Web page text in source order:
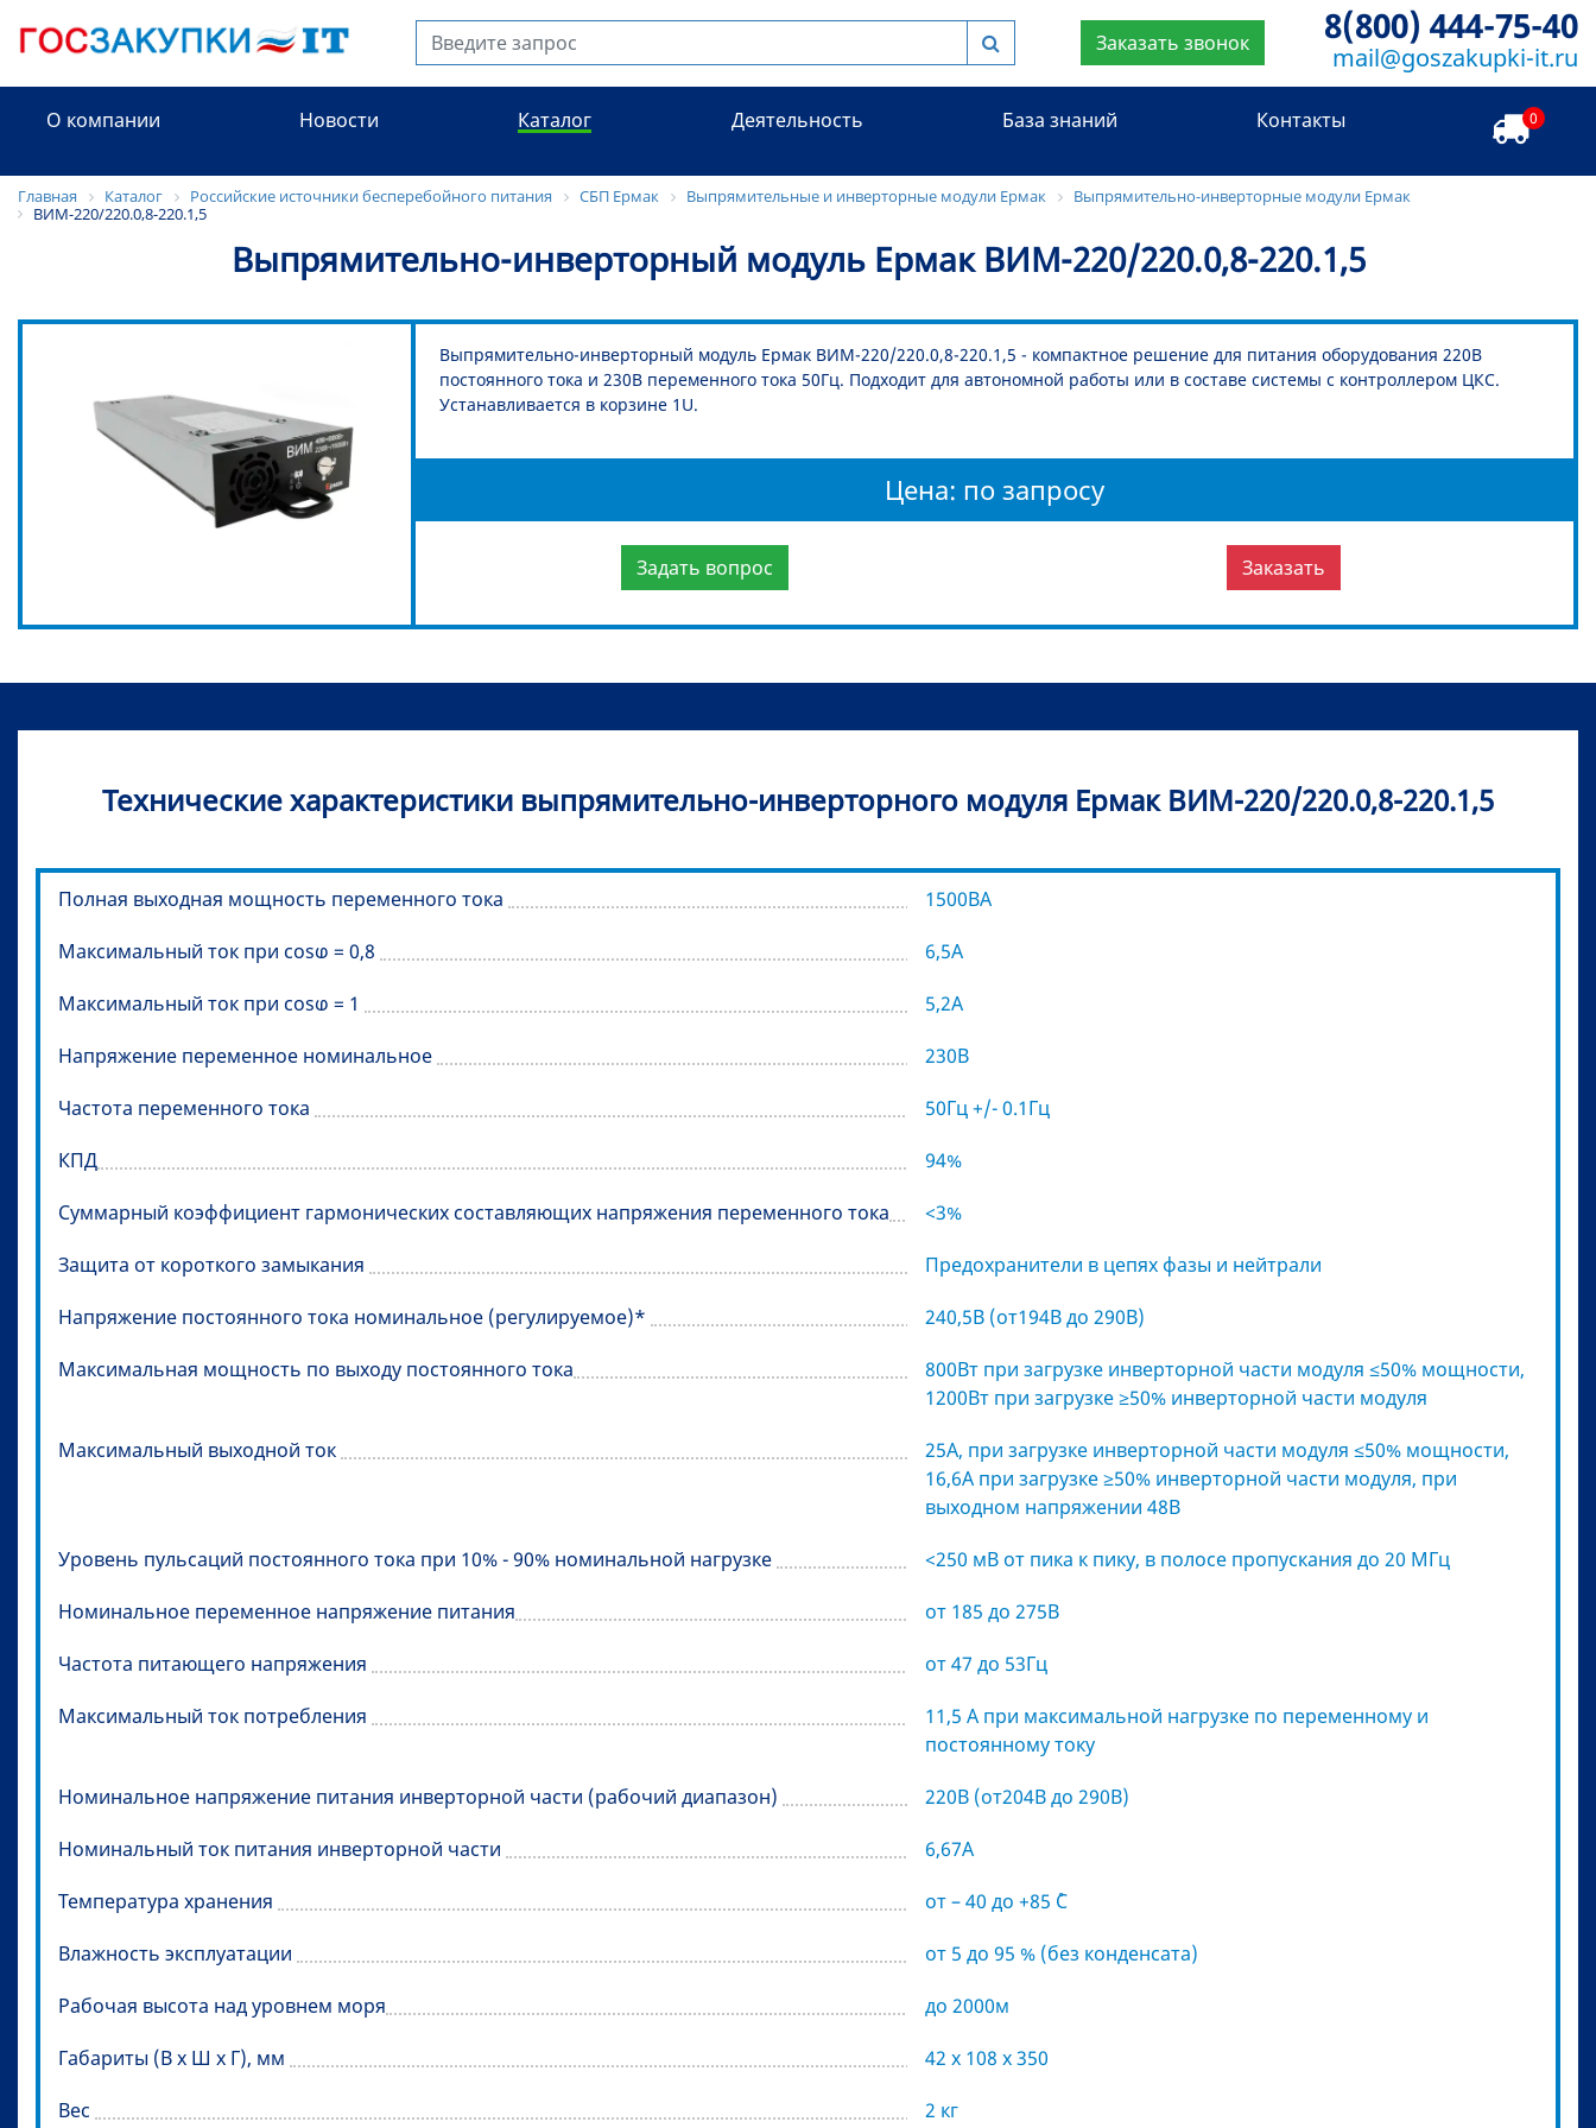
Заказать звонок 8(800) 444-75-40
mail@goszakupki-it.ru
0
О компании Новости Каталог Деятельность База знаний Контакты
Главная Каталог Российские источники бесперебойного питания СБП Ермак Выпрямительные и инверторные модули Ермак
Выпрямительно-инверторные модули Ермак
ВИМ-220/220.0,8-220.1,5
Выпрямительно-инверторный модуль Ермак ВИМ-220/220.0,8-220.1,5
Выпрямительно-инверторный модуль Ермак ВИМ-220/220.0,8-220.1,5 - компактное решение для питания оборудования 220В
постоянного тока и 230В переменного тока 50Гц. Подходит для автономной работы или в составе системы с контроллером ЦКС.
Устанавливается в корзине 1U.
Цена: по запросу
Задать вопрос Заказать
Технические характеристики выпрямительно-инверторного модуля Ермак ВИМ-220/220.0,8-220.1,5
Полная выходная мощность переменного тока
1500ВА
Максимальный ток при cosⱷ = 0,8
6,5А
Максимальный ток при cosⱷ = 1
5,2А
Напряжение переменное номинальное
230В
Частота переменного тока
50Гц +/- 0.1Гц
КПД
94%
Суммарный коэффициент гармонических составляющих напряжения переменного тока
<3%
Защита от короткого замыкания
Предохранители в цепях фазы и нейтрали
Напряжение постоянного тока номинальное (регулируемое)*
240,5В (от194В до 290В)
Максимальная мощность по выходу постоянного тока
800Вт при загрузке инверторной части модуля ≤50% мощности,
1200Вт при загрузке ≥50% инверторной части модуля
Максимальный выходной ток
25А, при загрузке инверторной части модуля ≤50% мощности,
16,6А при загрузке ≥50% инверторной части модуля, при
выходном напряжении 48В
Уровень пульсаций постоянного тока при 10% - 90% номинальной нагрузке
<250 мВ от пика к пику, в полосе пропускания до 20 МГц
Номинальное переменное напряжение питания
от 185 до 275В
Частота питающего напряжения
от 47 до 53Гц
Максимальный ток потребления
11,5 А при максимальной нагрузке по переменному и
постоянному току
Номинальное напряжение питания инверторной части (рабочий диапазон)
220В (от204В до 290В)
Номинальный ток питания инверторной части
6,67А
Температура хранения
от – 40 до +85 ˚C
Влажность эксплуатации
от 5 до 95 % (без конденсата)
Рабочая высота над уровнем моря
до 2000м
Габариты (В х Ш х Г), мм
42 х 108 х 350
Вес
2 кг